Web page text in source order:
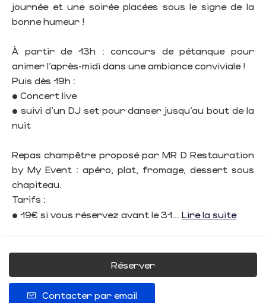
journée et une soirée placées sous le signe de la
bonne humeur !
À partir de 13h : concours de pétanque pour
animer l’après-midi dans une ambiance conviviale !
Puis dès 19h :
• Concert live
• suivi d’un DJ set pour danser jusqu’au bout de la
nuit
Repas champêtre proposé par MR D Restauration
by My Event : apéro, plat, fromage, dessert sous
chapiteau.
Tarifs :
• 19€ si vous réservez avant le 31... Lire la suite
Réserver
Contacter par email